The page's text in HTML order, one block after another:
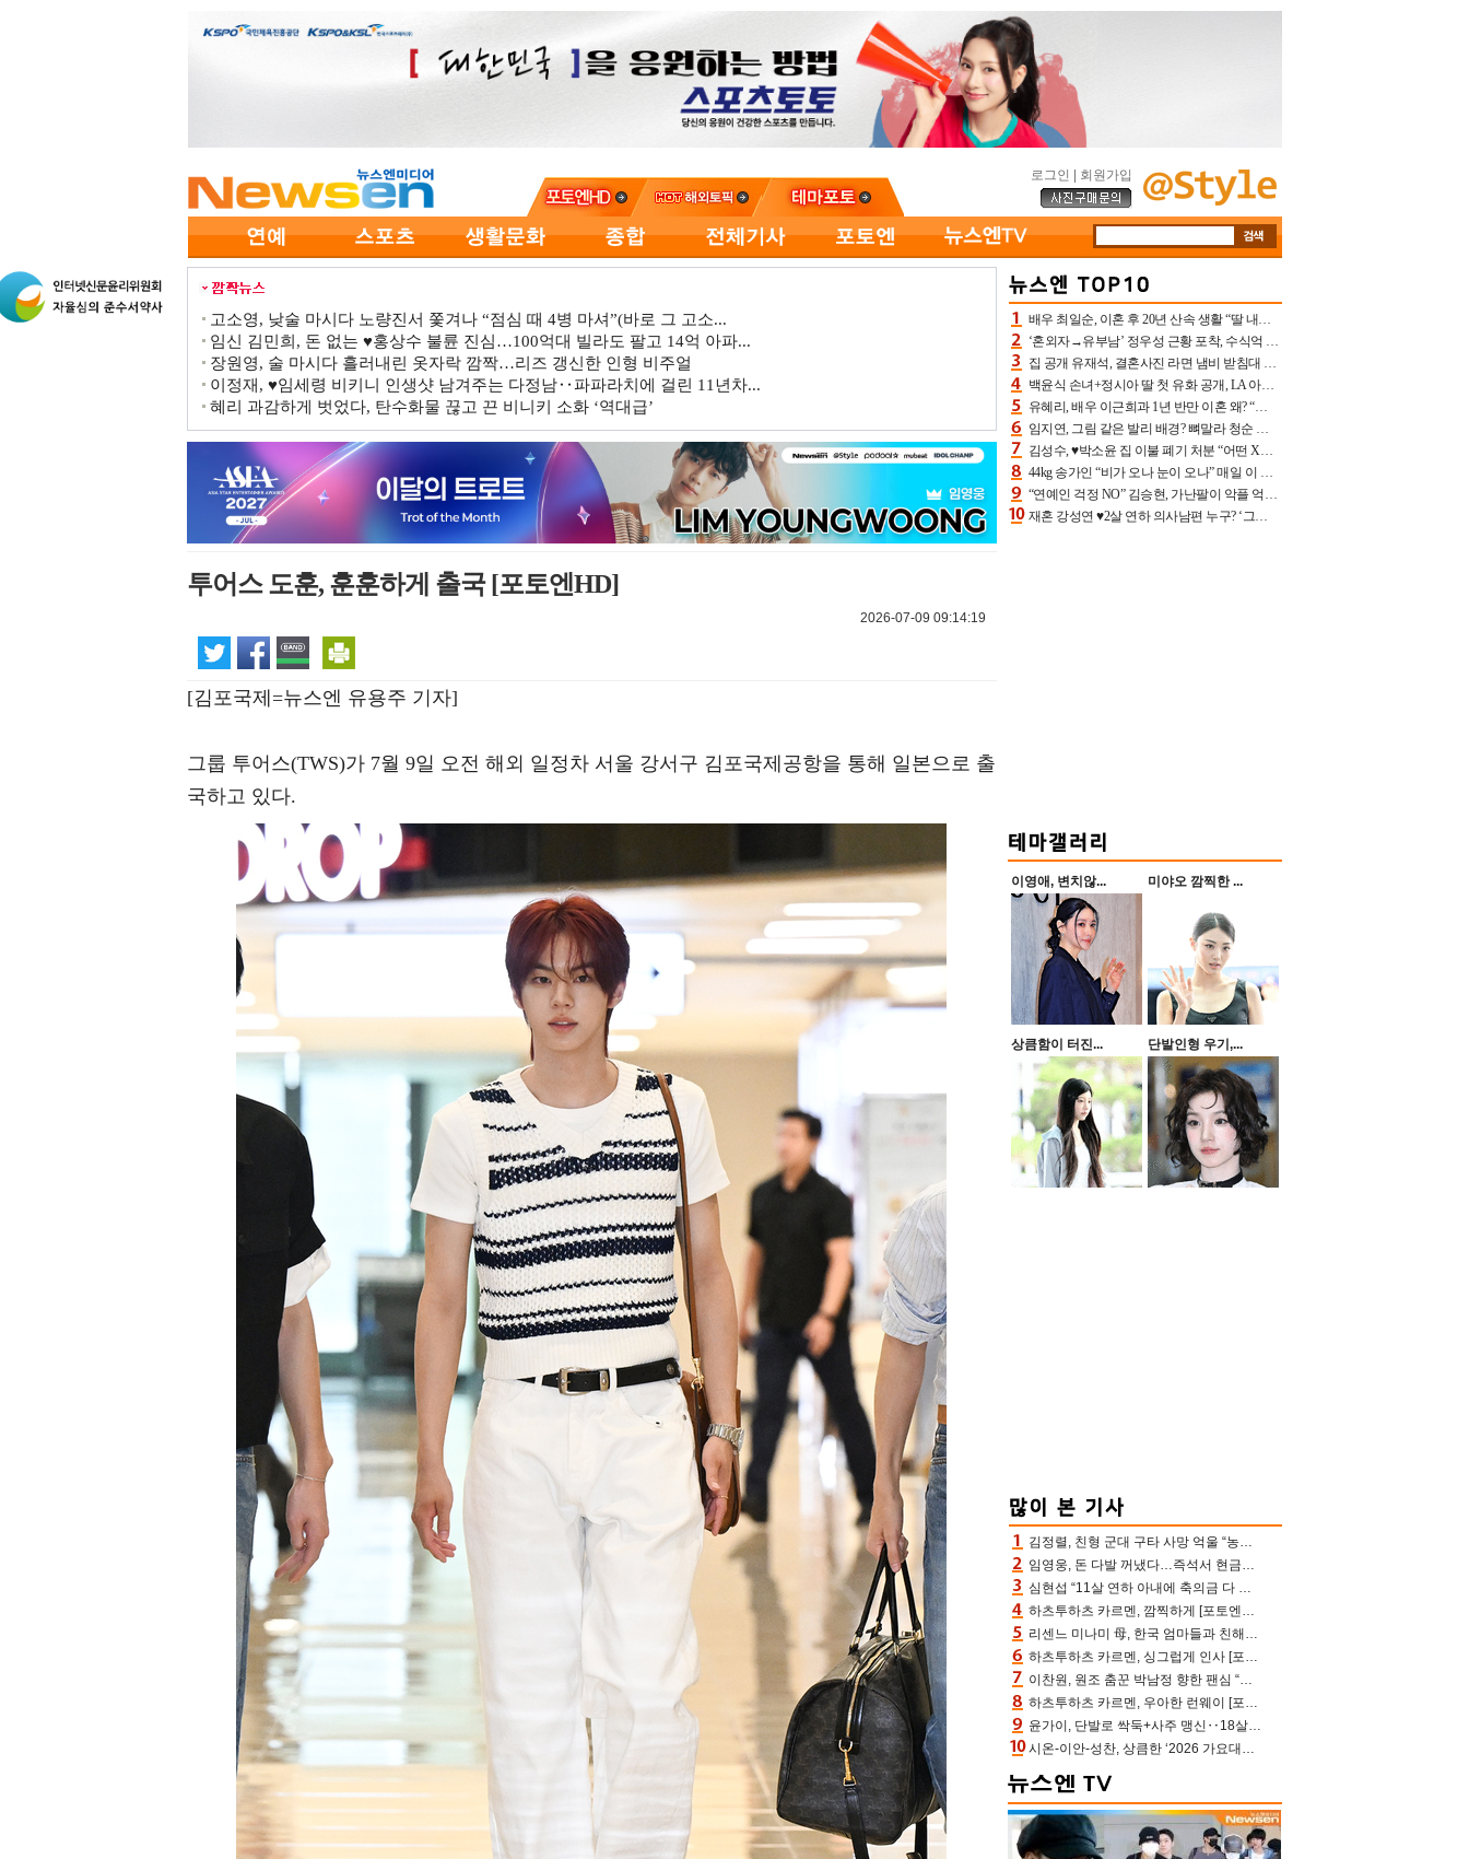
로그인 회원가입
고소영, 낮술 마시다 노량진서 쫓겨나 “점심 때 4병 마셔”(바로 그 고소...
임신 김민희, 돈 없는 ♥홍상수 불륜 진심…100억대 빌라도 팔고 14억 아파...
장원영, 술 마시다 흘러내린 옷자락 깜짝…리즈 갱신한 인형 비주얼
이정재, ♥임세령 비키니 인생샷 남겨주는 다정남‥파파라치에 걸린 11년차...
혜리 과감하게 벗었다, 탄수화물 끊고 끈 비니키 소화 ‘역대급’
투어스 도훈, 훈훈하게 출국 [포토엔HD]
2026-07-09 09:14:19
[김포국제=뉴스엔 유용주 기자]
그룹 투어스(TWS)가 7월 9일 오전 해외 일정차 서울 강서구 김포국제공항을 통해 일본으로 출
국하고 있다.
배우 최일순, 이혼 후 20년 산속 생활 “딸 내가 버렸다고 원망‥맘 아파”(특종)[어제TV]
‘혼외자→유부남’ 정우성 근황 포착, 수식억 해킹 피해 후배 만났다 “존경하는”
집 공개 유재석, 결혼사진 라면 냄비 받침대 되고 분노‥가족사진도 피해(놀뭐)[어제TV]
백윤식 손녀+정시아 딸 첫 유화 공개, LA 아트쇼→서울국제조각페스타 작가다운 수준급 실력
유혜리, 배우 이근희과 1년 반만 이혼 왜? “식칼 꽂고 의자 던져” 충격 폭로(특종)[어제TV]
임지연, 그림 같은 발리 배경? 뼈말라 청순 비키니 핏에 상대 안 되네
김성수, ♥박소윤 집 이불 폐기 처분 “어떤 X이랑 썼을지 몰라” 질투(신랑수업2)[어제TV]
44kg 송가인 “비가 오나 눈이 오나” 매일 이 운동, 허벅지 근육량 상승+체지방 감소
“연예인 걱정 NO” 김승현, 가난팔이 악플 억울할만‥아내+딸과 日 여행
재혼 강성연 ♥2살 연하 의사남편 누구? ‘그알’ 자문의에 훈남 비주얼 초엘리트 스펙 [종합]
이영애, 변치않... 미야오 깜찍한 ...
상큼함이 터진... 단발인형 우기,...
김정렬, 친형 군대 구타 사망 억울 “농약사 처리, 범인 찾았지만…엄마는 이미 치매”(데이앤나잇)
임영웅, 돈 다발 꺼냈다…즉석서 현금으로 수당 챙겨주는 ‘구단주’
심현섭 “11살 연하 아내에 축의금 다 뺏겨, 집도 아내 명의” (동치미)[결정적장면]
하츠투하츠 카르멘, 깜찍하게 [포토엔HD]
리센느 미나미 母, 한국 엄마들과 친해진 비결=BTS “최애 정국 얘기로 통해”(전참시)
하츠투하츠 카르멘, 싱그럽게 인사 [포토엔HD]
이찬원, 원조 춤꾼 박남정 향한 팬심 “어머님 잘 계시지” 폭소(불후)
하츠투하츠 카르멘, 우아한 런웨이 [포토엔HD]
윤가이, 단발로 싹둑+사주 맹신‥18살 연상 ♥장기하 반한 엉뚱·열정 매력(전참시)
시온-이안-성찬, 상큼한 ‘2026 가요대전 썸머’ MC [포토엔HD]